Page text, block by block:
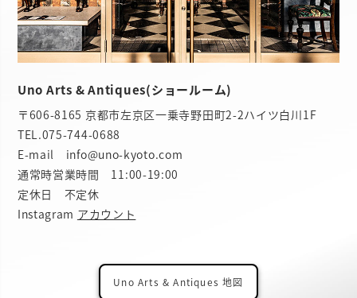
Uno Arts & Antiques(ショールーム)
〒606-8165 京都市左京区一乗寺野田町2-2ハイツ白川1F
TEL.075-744-0688
E-mail info@uno-kyoto.com
通常時営業時間 11:00-19:00
定休日 不定休
Instagram アカウント
Uno Arts & Antiques 地図